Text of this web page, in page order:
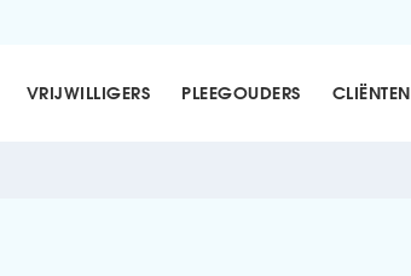
VRIJWILLIGERS PLEEGOUDERS CLIËNTEN